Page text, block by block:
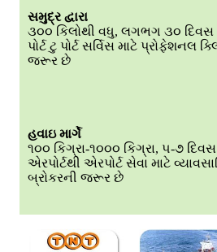
સમુદ્ર દ્વારા
૩૦૦ કિલોથી વધુ, લગભગ ૩૦ દિવસ
પોર્ટ ટુ પોર્ટ સર્વિસ માટે પ્રોફેશનલ
જરૂર છે
હવાઇ માર્ગે
૧૦૦ કિગ્રા-૧૦૦૦ કિગ્રા, ૫-૭ દિવસ
એરપોર્ટથી એરપોર્ટ સેવા માટે
બ્રોકરની જરૂર છે